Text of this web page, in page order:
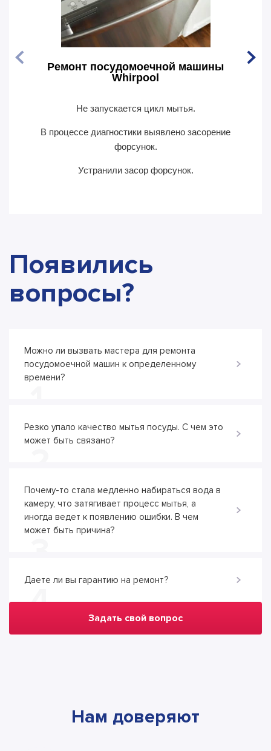
Ремонт посудомоечной машины
Whirpool
Не запускается цикл мытья.
В процессе диагностики выявлено засорение
форсунок.
Устранили засор форсунок.
Появились
вопросы?
Можно ли вызвать мастера для ремонта
посудомоечной машин к определенному
времени?
Резко упало качество мытья посуды. С чем это
может быть связано?
Почему-то стала медленно набираться вода в
камеру, что затягивает процесс мытья, а
иногда ведет к появлению ошибки. В чем
может быть причина?
Даете ли вы гарантию на ремонт?
4 Задать свой вопрос
Нам доверяют